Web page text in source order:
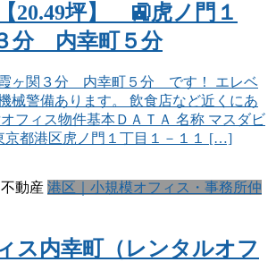
20.49坪】 🚉虎ノ門１
分 内幸町５分
ヶ関３分 内幸町５分 です！ エレベ
械警備あります。 飲食店など近くにあ
フィス物件基本ＤＡＴＡ 名称 マスダビ
都港区虎ノ門１丁目１－１１ […]
動産 港区｜小規模オフィス・事務所仲